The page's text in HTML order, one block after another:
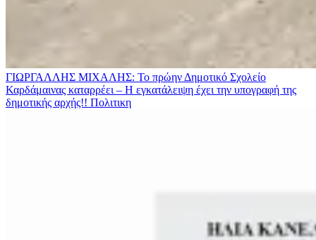
ΓΙΩΡΓΑΛΛΗΣ ΜΙΧΑΛΗΣ: Το πρώην Δημοτικό Σχολείο
Καρδάμαινας καταρρέει – Η εγκατάλειψη έχει την υπογραφή της
δημοτικής αρχής!! Πολιτικη